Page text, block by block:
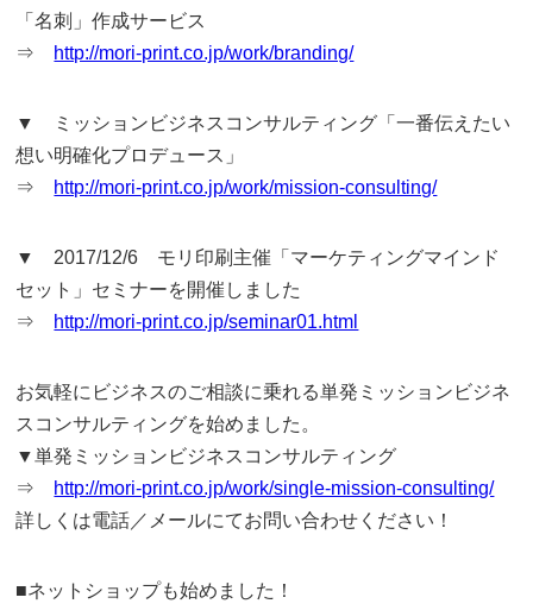
「名刺」作成サービス
⇒ http://mori-print.co.jp/work/branding/
▼ ミッションビジネスコンサルティング「一番伝えたい
想い明確化プロデュース」
⇒ http://mori-print.co.jp/work/mission-consulting/
▼ 2017/12/6 モリ印刷主催「マーケティングマインド
セット」セミナーを開催しました
⇒ http://mori-print.co.jp/seminar01.html
お気軽にビジネスのご相談に乗れる単発ミッションビジネ
スコンサルティングを始めました。
▼単発ミッションビジネスコンサルティング
⇒ http://mori-print.co.jp/work/single-mission-consulting/
詳しくは電話／メールにてお問い合わせください！
■ネットショップも始めました！